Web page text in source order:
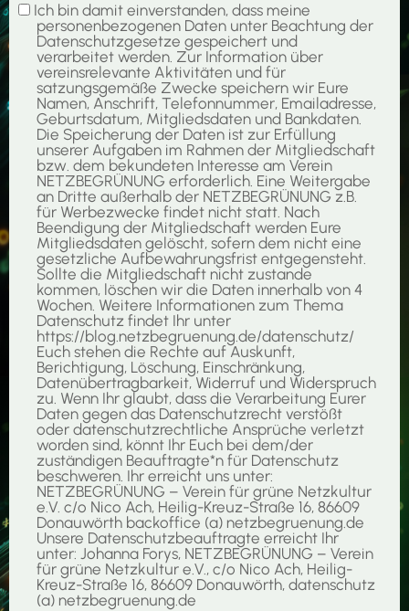
Ich bin damit einverstanden, dass meine
personenbezogenen Daten unter Beachtung der
Datenschutzgesetze gespeichert und
verarbeitet werden. Zur Information über
vereinsrelevante Aktivitäten und für
satzungsgemäße Zwecke speichern wir Eure
Namen, Anschrift, Telefonnummer, Emailadresse,
Geburtsdatum, Mitgliedsdaten und Bankdaten.
Die Speicherung der Daten ist zur Erfüllung
unserer Aufgaben im Rahmen der Mitgliedschaft
bzw. dem bekundeten Interesse am Verein
NETZBEGRÜNUNG erforderlich. Eine Weitergabe
an Dritte außerhalb der NETZBEGRÜNUNG z.B.
für Werbezwecke findet nicht statt. Nach
Beendigung der Mitgliedschaft werden Eure
Mitgliedsdaten gelöscht, sofern dem nicht eine
gesetzliche Aufbewahrungsfrist entgegensteht.
Sollte die Mitgliedschaft nicht zustande
kommen, löschen wir die Daten innerhalb von 4
Wochen. Weitere Informationen zum Thema
Datenschutz findet Ihr unter
https://blog.netzbegruenung.de/datenschutz/
Euch stehen die Rechte auf Auskunft,
Berichtigung, Löschung, Einschränkung,
Datenübertragbarkeit, Widerruf und Widerspruch
zu. Wenn Ihr glaubt, dass die Verarbeitung Eurer
Daten gegen das Datenschutzrecht verstößt
oder datenschutzrechtliche Ansprüche verletzt
worden sind, könnt Ihr Euch bei dem/der
zuständigen Beauftragte*n für Datenschutz
beschweren. Ihr erreicht uns unter:
NETZBEGRÜNUNG – Verein für grüne Netzkultur
e.V. c/o Nico Ach, Heilig-Kreuz-Straße 16, 86609
Donauwörth backoffice (a) netzbegruenung.de
Unsere Datenschutzbeauftragte erreicht Ihr
unter: Johanna Forys, NETZBEGRÜNUNG – Verein
für grüne Netzkultur e.V., c/o Nico Ach, Heilig-
Kreuz-Straße 16, 86609 Donauwörth, datenschutz
(a) netzbegruenung.de